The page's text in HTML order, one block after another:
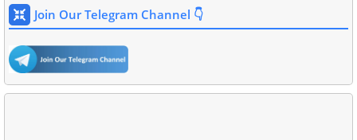
Join Our Telegram Channel 👇